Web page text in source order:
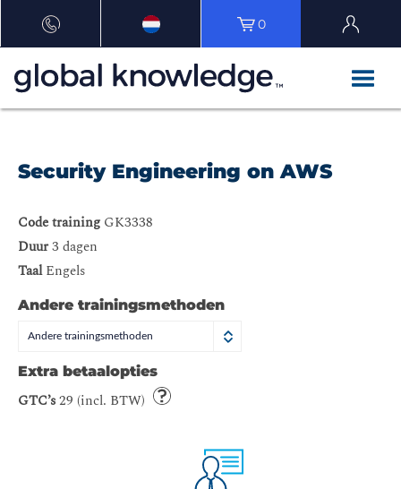
0
Security Engineering on AWS
Code training GK3338
Duur3 dagen
TaalEngels
Andere trainingsmethoden
Andere trainingsmethoden
Extra betaalopties
GTC’s29 (incl. BTW)